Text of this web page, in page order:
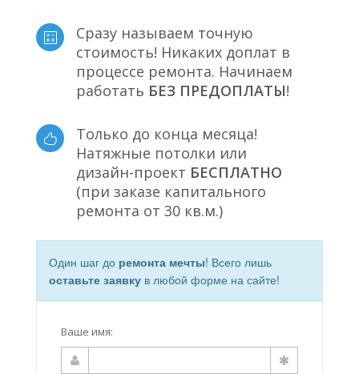
Сразу называем точную
стоимость! Никаких доплат в
процессе ремонта. Начинаем
работать БЕЗ ПРЕДОПЛАТЫ!
Только до конца месяца!
Натяжные потолки или
дизайн-проект БЕСПЛАТНО
(при заказе капитального
ремонта от 30 кв.м.)
Один шаг до ремонта мечты! Всего лишь
оставьте заявку в любой форме на сайте!
Ваше имя: